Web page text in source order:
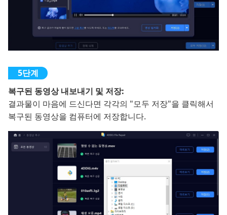
복구된 동영상 내보내기 및 저장:
결과물이 마음에 드신다면 각각의 "모두 저장"을 클릭해서
복구된 동영상을 컴퓨터에 저장합니다.